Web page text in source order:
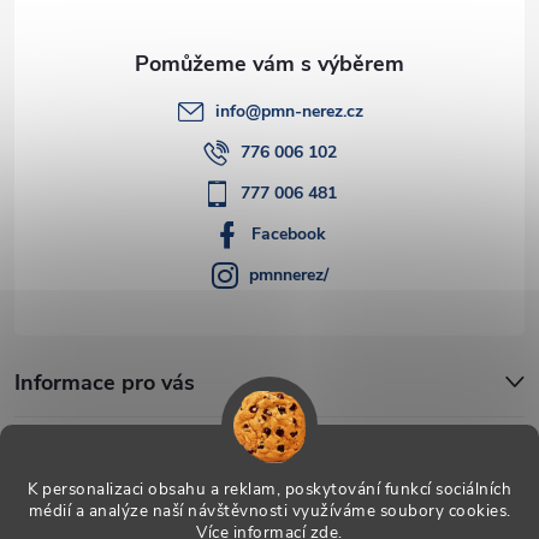
K personalizaci obsahu a reklam, poskytování funkcí sociálních
médií a analýze naší návštěvnosti využíváme soubory cookies.
Více informacízde.
info@pmn-nerez.cz
776 006 102
777 006 481
Facebook
pmnnerez/
Informace pro vás